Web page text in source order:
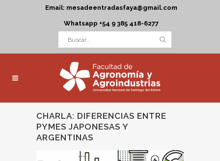
Email: mesadeentradasfaya@gmail.com
Whatsapp +54 9 385 418-6277
CHARLA: DIFERENCIAS ENTRE
PYMES JAPONESAS Y
ARGENTINAS